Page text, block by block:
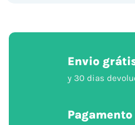
Envio
y 30 dias
Pagamento